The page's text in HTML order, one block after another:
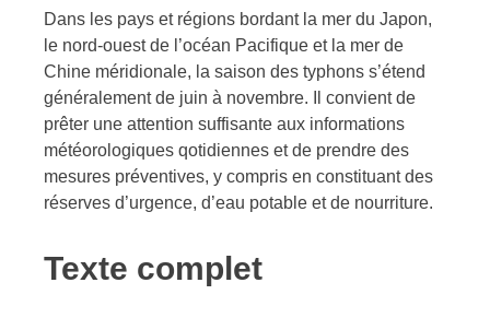
Dans les pays et régions bordant la mer du Japon,
le nord-ouest de l’océan Pacifique et la mer de
Chine méridionale, la saison des typhons s’étend
généralement de juin à novembre. Il convient de
prêter une attention suffisante aux informations
météorologiques qotidiennes et de prendre des
mesures préventives, y compris en constituant des
réserves d’urgence, d’eau potable et de nourriture.
Texte complet